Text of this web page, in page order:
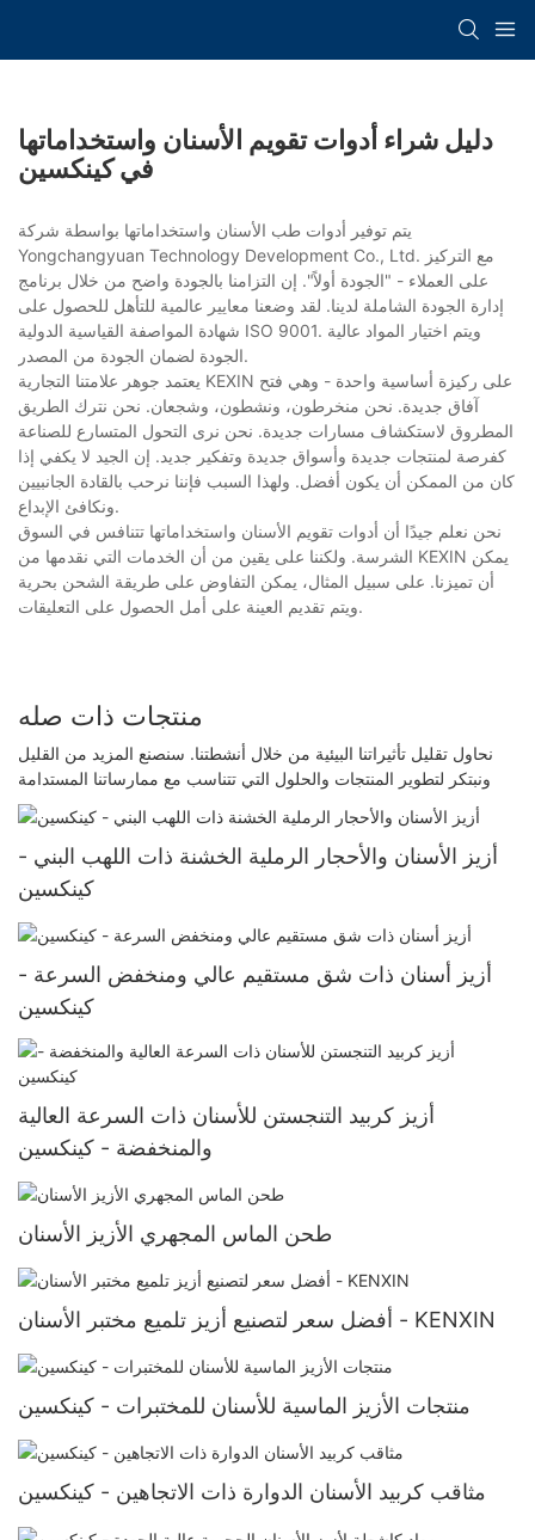
دليل شراء أدوات تقويم الأسنان واستخداماتها
في كينكسين
يتم توفير أدوات طب الأسنان واستخداماتها بواسطة شركة
Yongchangyuan Technology Development Co., Ltd. مع التركيز
على العملاء - "الجودة أولاً". إن التزامنا بالجودة واضح من خلال برنامج
إدارة الجودة الشاملة لدينا. لقد وضعنا معايير عالمية للتأهل للحصول على
شهادة المواصفة القياسية الدولية ISO 9001. ويتم اختيار المواد عالية
الجودة لضمان الجودة من المصدر.
يعتمد جوهر علامتنا التجارية KEXIN على ركيزة أساسية واحدة - وهي فتح
آفاق جديدة. نحن منخرطون، ونشطون، وشجعان. نحن نترك الطريق
المطروق لاستكشاف مسارات جديدة. نحن نرى التحول المتسارع للصناعة
كفرصة لمنتجات جديدة وأسواق جديدة وتفكير جديد. إن الجيد لا يكفي إذا
كان من الممكن أن يكون أفضل. ولهذا السبب فإننا نرحب بالقادة الجانبيين
ونكافئ الإبداع.
نحن نعلم جيدًا أن أدوات تقويم الأسنان واستخداماتها تتنافس في السوق
الشرسة. ولكننا على يقين من أن الخدمات التي نقدمها من KEXIN يمكن
أن تميزنا. على سبيل المثال، يمكن التفاوض على طريقة الشحن بحرية
ويتم تقديم العينة على أمل الحصول على التعليقات.
منتجات ذات صله
نحاول تقليل تأثيراتنا البيئية من خلال أنشطتنا. سنصنع المزيد من القليل
ونبتكر لتطوير المنتجات والحلول التي تتناسب مع ممارساتنا المستدامة
أزيز الأسنان والأحجار الرملية الخشنة ذات اللهب البني -
كينكسين
أزيز أسنان ذات شق مستقيم عالي ومنخفض السرعة -
كينكسين
أزيز كربيد التنجستن للأسنان ذات السرعة العالية
والمنخفضة - كينكسين
طحن الماس المجهري الأزيز الأسنان
أفضل سعر لتصنيع أزيز تلميع مختبر الأسنان - KENXIN
منتجات الأزيز الماسية للأسنان للمختبرات - كينكسين
مثاقب كربيد الأسنان الدوارة ذات الاتجاهين - كينكسين